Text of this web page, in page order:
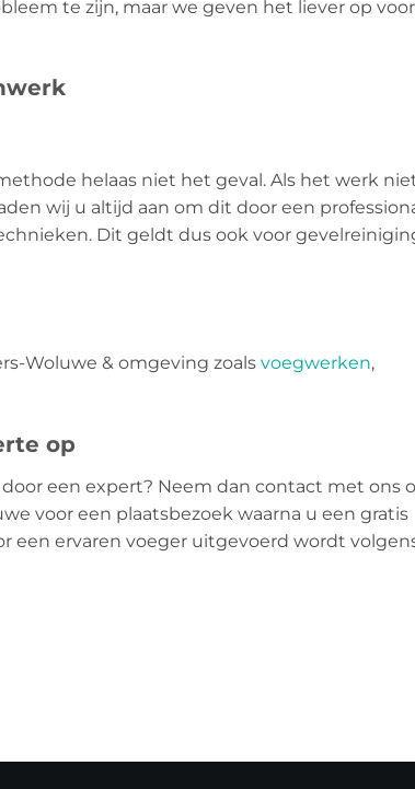
te zijn, maar we geven het liever op
helaas niet het geval. Als het werk
wij u altijd aan om dit door een
Dit geldt dus ook voor
Woluwe & omgeving zoals voegwerken,
op
een expert? Neem dan contact met ons
voor een plaatsbezoek waarna u een gratis
een ervaren voeger uitgevoerd wordt